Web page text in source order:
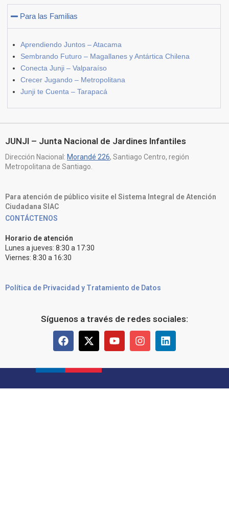
Para las Familias
Aprendiendo Juntos – Atacama
Sembrando Futuro – Magallanes y Antártica Chilena
Conecta Junji – Valparaíso
Crecer Jugando – Metropolitana
Junji te Cuenta – Tarapacá
JUNJI – Junta Nacional de Jardines Infantiles
Dirección Nacional: Morandé 226, Santiago Centro, región
Metropolitana de Santiago.
Para atención de público visite el Sistema Integral de Atención
Ciudadana SIAC
CONTÁCTENOS
Horario de atención
Lunes a jueves: 8:30 a 17:30
Viernes: 8:30 a 16:30
Política de Privacidad y Tratamiento de Datos
Síguenos a través de redes sociales: